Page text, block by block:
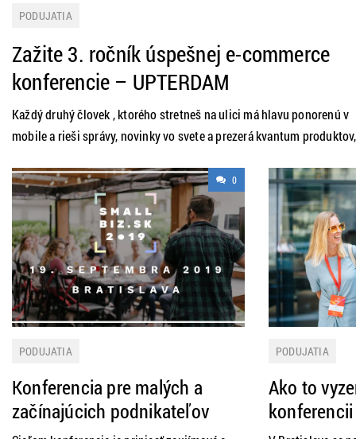
PODUJATIA
Zažite 3. ročník úspešnej e-commerce
konferencie – UPTERDAM
Každý druhý človek , ktorého stretneš na ulici má hlavu ponorenú v
mobile a rieši správy, novinky vo svete a prezerá kvantum produktov,
dverám. Aj ty tušíš, že toto je niečo, čo už nezastavíme? Internetový
biznis má tak, ako všetko ostatné svoje pravidlá, ktorých poznanie
0
PODUJATIA
Konferencia pre malých a
začínajúcich podnikateľov
PODUJATIA
Ako to